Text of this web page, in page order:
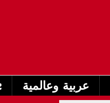
عربية وعالمية